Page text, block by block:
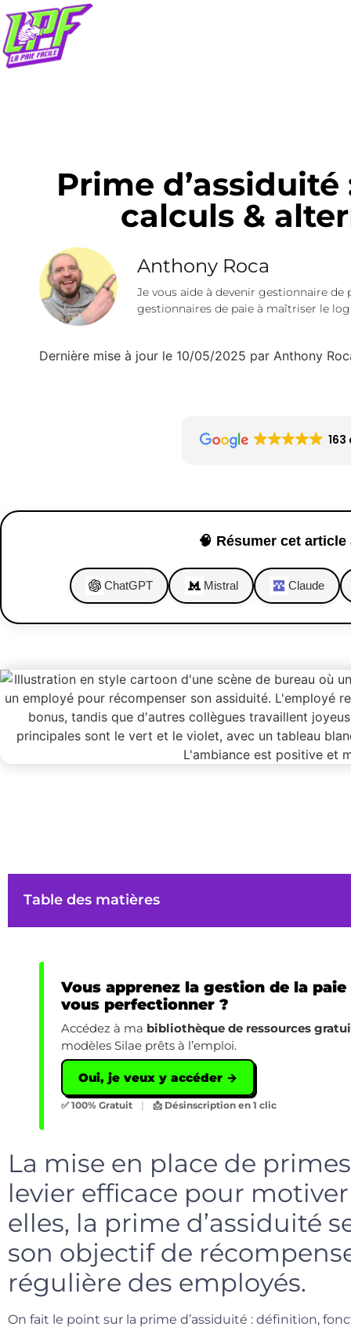
Prime
calculs &
Anthony Roca
Je vous aide à devenir gestionnaire de
gestionnaires de paie à maîtriser le
Dernière mise à jour le 10/05/2025 par Anthony
163
🧠 Résumer cet article
ChatGPT Mistral Claude
Table des matières
Vous apprenez la gestion de la
vous perfectionner ?
Accédez à ma bibliothèque de ressources
modèles Silae prêts à l’emploi.
Oui, je veux y accéder →
✅ 100% Gratuit | 📩 Désinscription en 1 clic
La mise en place de
levier efficace pour
elles, la prime d’assiduité
son objectif de
régulière des employés.
On fait le point sur la prime d’assiduité : définition,